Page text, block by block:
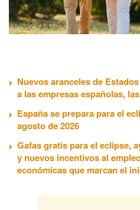
Nuevos aranceles de
a las empresas españolas,
España se prepara para el
agosto de 2026
Gafas gratis para el eclipse,
y nuevos incentivos al
económicas que marcan el